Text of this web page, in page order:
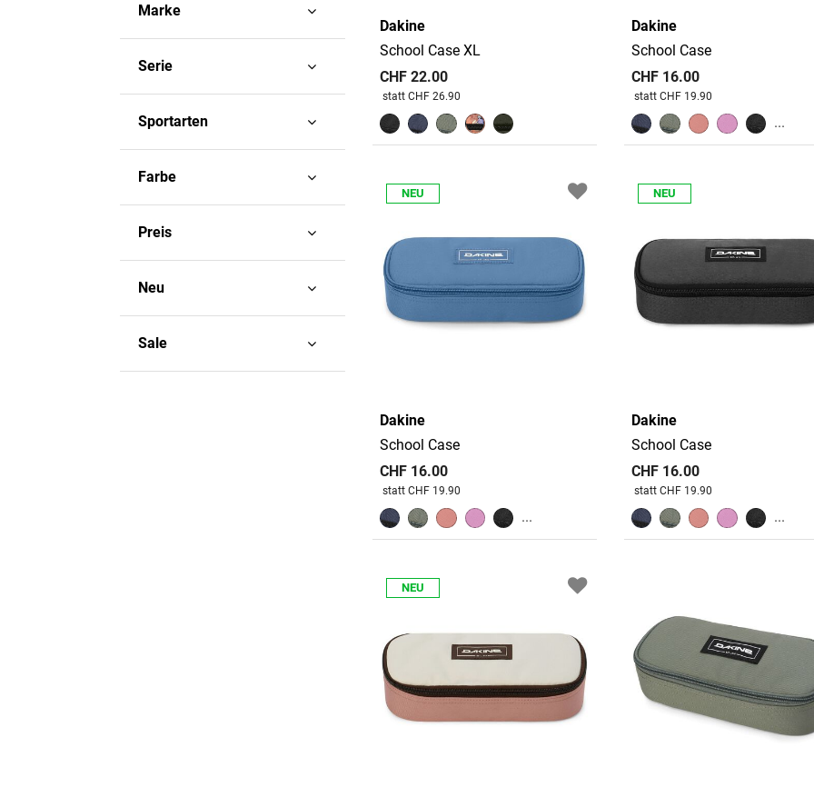
Marke
Serie
Sportarten
Farbe
Preis
Neu
Sale
Dakine
School Case XL
CHF 22.00
Preis reduziert von
statt CHF 26.90An
Dakine
School Case
CHF 16.00
Preis reduziert von
statt CHF 19.90An
...
NEU
Dakine
School Case
CHF 16.00
Preis reduziert von
statt CHF 19.90An
...
NEU
Dakine
School Case
CHF 16.00
Preis reduziert von
statt CHF 19.90An
...
NEU